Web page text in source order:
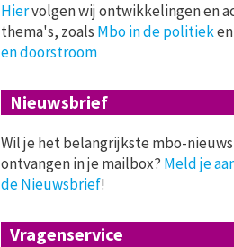
Hiervolgen wij ontwikkelingen en
thema's, zoals Mbo in de politieken
en doorstroom
Nieuwsbrief
Wil je het belangrijkste mbo-nieuws
ontvangen in je mailbox? Meld je
de Nieuwsbrief!
Vragenservice